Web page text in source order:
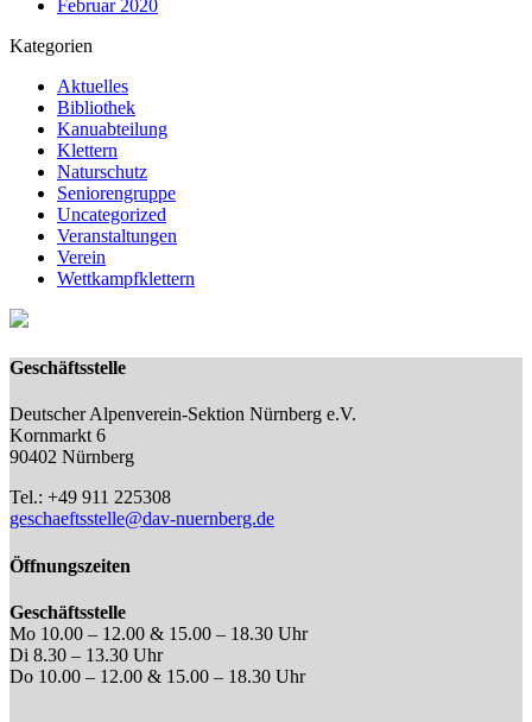
Februar 2020
Kategorien
Aktuelles
Bibliothek
Kanuabteilung
Klettern
Naturschutz
Seniorengruppe
Uncategorized
Veranstaltungen
Verein
Wettkampfklettern
Geschäftsstelle
Deutscher Alpenverein-Sektion Nürnberg e.V.
Kornmarkt 6
90402 Nürnberg
Tel.: +49 911 225308
geschaeftsstelle@dav-nuernberg.de
Öffnungszeiten
Geschäftsstelle
Mo 10.00 – 12.00 & 15.00 – 18.30 Uhr
Di 8.30 – 13.30 Uhr
Do 10.00 – 12.00 & 15.00 – 18.30 Uhr